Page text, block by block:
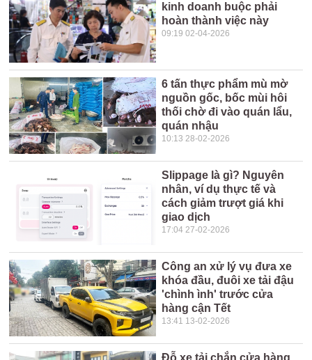
kinh doanh buộc phải
hoàn thành việc này
09:19 02-04-2026
6 tấn thực phẩm mù mờ
nguồn gốc, bốc mùi hôi
thối chờ đi vào quán lẩu,
quán nhậu
10:13 28-02-2026
Slippage là gì? Nguyên
nhân, ví dụ thực tế và
cách giảm trượt giá khi
giao dịch
17:04 27-02-2026
Công an xử lý vụ đưa xe
khóa đầu, đuôi xe tải đậu
'chình ình' trước cửa
hàng cận Tết
13:41 13-02-2026
Đỗ xe tải chắn cửa hàng